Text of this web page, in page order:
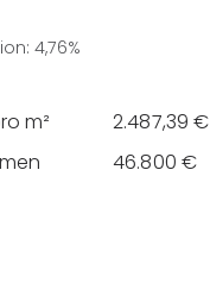
: 4,76%
m²
2.487,39 €
46.800 €